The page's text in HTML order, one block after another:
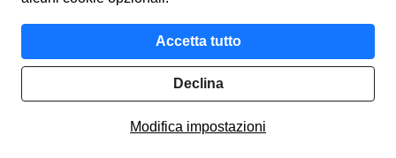
Cookie
Accessibilità
© F-Secure 2026
Accetta tutto
Declina
Modifica impostazioni